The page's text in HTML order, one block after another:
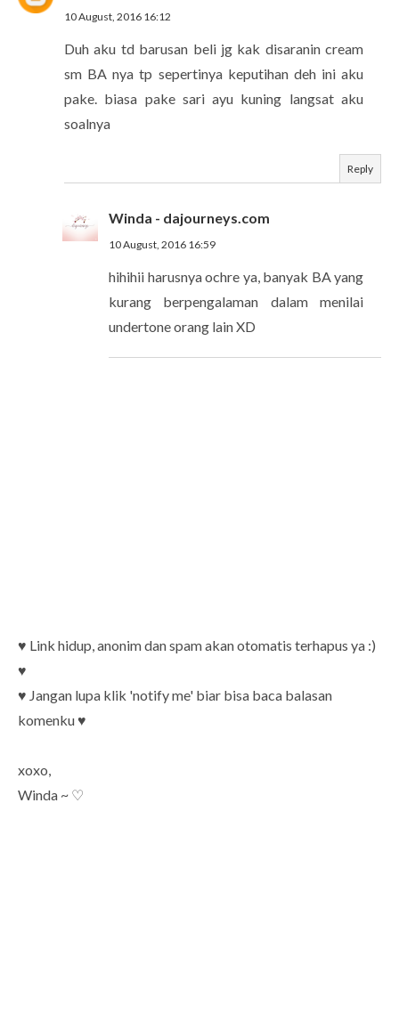
10 August, 2016 16:12
Duh aku td barusan beli jg kak disaranin cream
sm BA nya tp sepertinya keputihan deh ini aku
pake. biasa pake sari ayu kuning langsat aku
soalnya
Reply
Winda - dajourneys.com
10 August, 2016 16:59
hihihii harusnya ochre ya, banyak BA yang
kurang berpengalaman dalam menilai
undertone orang lain XD
♥ Link hidup, anonim dan spam akan otomatis terhapus ya :)
♥
♥ Jangan lupa klik 'notify me' biar bisa baca balasan
komenku ♥
xoxo,
Winda ~ ♡